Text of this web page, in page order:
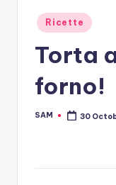
Posted
in
Ricette
Torta
forno!
Posted
SAM 30